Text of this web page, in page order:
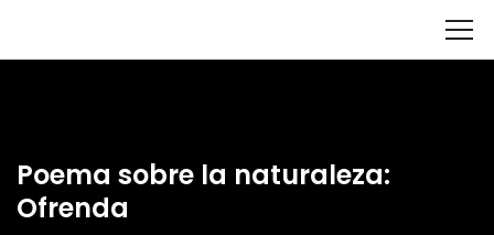
Poema sobre la naturaleza:
Ofrenda